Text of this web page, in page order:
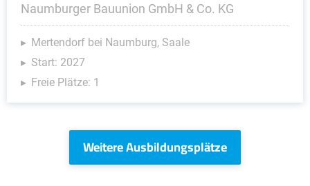
Naumburger Bauunion GmbH & Co. KG
Mertendorf bei Naumburg, Saale
Start: 2027
Freie Plätze: 1
Weitere Ausbildungsplätze